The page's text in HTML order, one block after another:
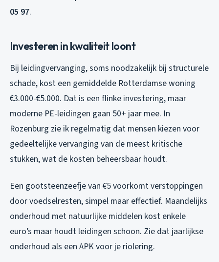
05 97.
Investeren in kwaliteit loont
Bij leidingvervanging, soms noodzakelijk bij structurele
schade, kost een gemiddelde Rotterdamse woning
€3.000-€5.000. Dat is een flinke investering, maar
moderne PE-leidingen gaan 50+ jaar mee. In
Rozenburg zie ik regelmatig dat mensen kiezen voor
gedeeltelijke vervanging van de meest kritische
stukken, wat de kosten beheersbaar houdt.
Een gootsteenzeefje van €5 voorkomt verstoppingen
door voedselresten, simpel maar effectief. Maandelijks
onderhoud met natuurlijke middelen kost enkele
euro’s maar houdt leidingen schoon. Zie dat jaarlijkse
onderhoud als een APK voor je riolering.